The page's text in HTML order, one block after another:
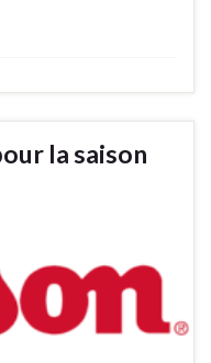
la saison